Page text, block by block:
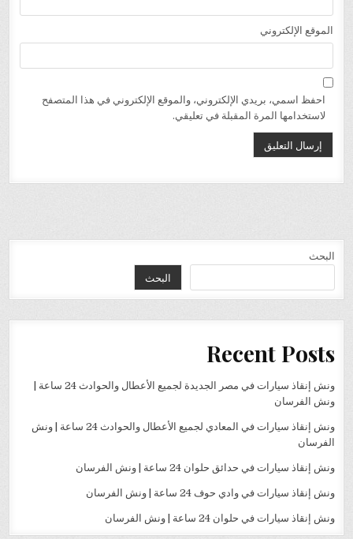
الموقع الإلكتروني
احفظ اسمي، بريدي الإلكتروني، والموقع الإلكتروني في هذا المتصفح
لاستخدامها المرة المقبلة في تعليقي.
البحث
البحث
Recent Posts
ونش إنقاذ سيارات في مصر الجديدة لجميع الأعطال والحوادث 24 ساعة |
ونش الفرسان
ونش إنقاذ سيارات في المعادي لجميع الأعطال والحوادث 24 ساعة | ونش
الفرسان
ونش إنقاذ سيارات في حدائق حلوان 24 ساعة | ونش الفرسان
ونش إنقاذ سيارات في وادي حوف 24 ساعة | ونش الفرسان
ونش إنقاذ سيارات في حلوان 24 ساعة | ونش الفرسان